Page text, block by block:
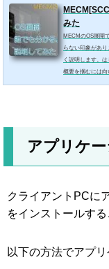
みた
MECMのOS展開
らない印象があ
く説明します。
概要を掴むには
た。OS展開とは
アプリケ
クライアントPCに
をインストールする
以下の方法でアプ